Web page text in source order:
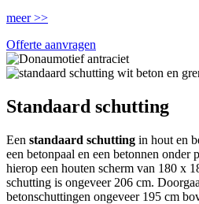
meer >>
Offerte aanvragen
Standaard schutting
Een standaard schutting in hout en
een betonpaal en een betonnen onder
hierop een houten scherm van 180 x
schutting is ongeveer 206 cm.
betonschuttingen ongeveer 195 cm